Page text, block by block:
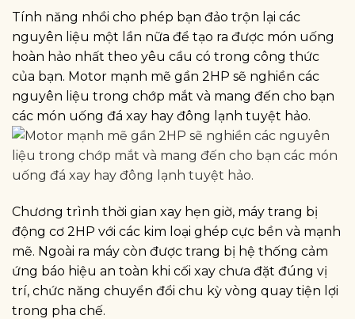
Tính năng nhồi cho phép bạn đảo trộn lại các
nguyên liệu một lần nữa để tạo ra được món uống
hoàn hảo nhất theo yêu cầu có trong công thức
của bạn. Motor mạnh mẽ gần 2HP sẽ nghiền các
nguyên liệu trong chớp mắt và mang đến cho bạn
các món uống đá xay hay đông lạnh tuyệt hảo.
Chương trình thời gian xay hẹn giờ, máy trang bị
động cơ 2HP với các kim loại ghép cực bền và mạnh
mẽ. Ngoài ra máy còn được trang bị hệ thống cảm
ứng báo hiệu an toàn khi cối xay chưa đặt đúng vị
trí, chức năng chuyển đổi chu kỳ vòng quay tiện lợi
trong pha chế.